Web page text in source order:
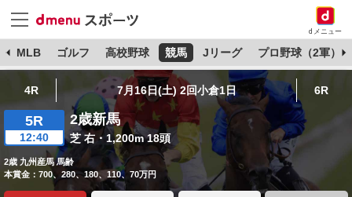
dメニュー
MLB ゴルフ 高校野球 競馬 Jリーグ プロ野球（2軍）
4R 7月16日(土) 2回小倉1日 6R
5R
12:40
2歳新馬
芝 右・1,200m 18頭
2歳 九州産馬 馬齢
本賞金：700、280、180、110、70万円